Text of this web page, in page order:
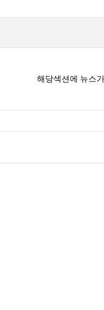
해당섹션에 뉴스